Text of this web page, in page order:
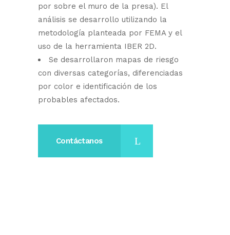
por sobre el muro de la presa). El
análisis se desarrollo utilizando la
metodología planteada por FEMA y el
uso de la herramienta IBER 2D.
Se desarrollaron mapas de riesgo
con diversas categorías, diferenciadas
por color e identificación de los
probables afectados.
Contáctanos